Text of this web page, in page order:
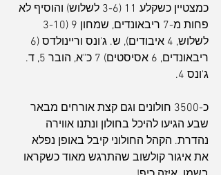
כמצטיין כשקלע 11 (3-6 לשלוש) והוסיף לא
ריבאונדים, 6 אסיסטים) 7 כ"א, הובר 5, ד.
ג'ונס 4.
כ-3500 חולונים וגם קצת אורחים מבאר
שבע הגיעו להיכל בחולון ונתנו אווירה
נהדרת. הקהל החולוני קיבל באופן נפלא
את איגור קולשוב שהתרגש מאוד כשקראו